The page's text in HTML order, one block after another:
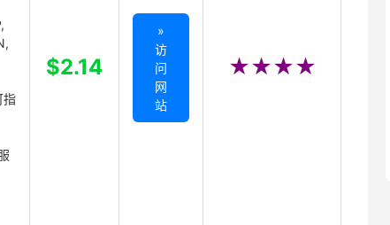
指
$2.14
»
访
问
网
站
★★★★